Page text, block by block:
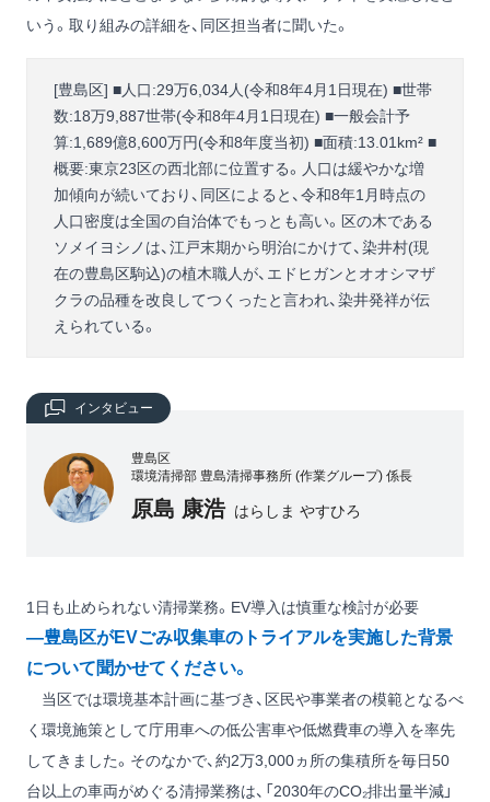
いう。取り組みの詳細を、同区担当者に聞いた。
[豊島区] ■人口:29万6,034人(令和8年4月1日現在) ■世帯
数:18万9,887世帯(令和8年4月1日現在) ■一般会計予
算:1,689億8,600万円(令和8年度当初) ■面積:13.01km² ■
概要:東京23区の西北部に位置する。人口は緩やかな増
加傾向が続いており、同区によると、令和8年1月時点の
人口密度は全国の自治体でもっとも高い。区の木である
ソメイヨシノは、江戸末期から明治にかけて、染井村(現
在の豊島区駒込)の植木職人が、エドヒガンとオオシマザ
クラの品種を改良してつくったと言われ、染井発祥が伝
えられている。
インタビュー
豊島区
環境清掃部 豊島清掃事務所 (作業グループ) 係長
原島 康浩 はらしま やすひろ
1日も止められない清掃業務。EV導入は慎重な検討が必要
―豊島区がEVごみ収集車のトライアルを実施した背景
について聞かせてください。
当区では環境基本計画に基づき、区民や事業者の模範となるべ
く環境施策として庁用車への低公害車や低燃費車の導入を率先
してきました。そのなかで、約2万3,000ヵ所の集積所を毎日50
台以上の車両がめぐる清掃業務は、「2030年のCO₂排出量半減」